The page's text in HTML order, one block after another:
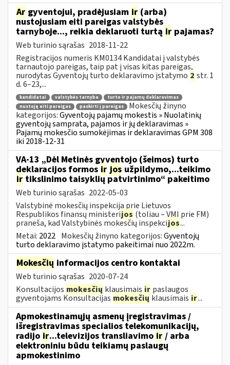
Ar gyventojui, pradėjusiam ir (arba)
nustojusiam eiti pareigas valstybės
tarnyboje..., reikia deklaruoti turtą ir pajamas?
Web turinio sąrašas 2018-11-22
Registracijos numeris KM0134 Kandidatai į valstybės
tarnautojo pareigas, taip pat į visas kitas pareigas,
nurodytas Gyventojų turto deklaravimo įstatymo 2 str. 1
d. 6–23,...
kandidatai valstybės tarnyba
turto ir pajamų deklaravimas
nustoję eiti pareigas
paskirti į pareigas
Mokesčių žinyno
kategorijos:Gyventojų pajamų mokestis » Nuolatinių
gyventojų samprata, pajamos ir jų deklaravimas »
Pajamų mokesčio sumokėjimas ir deklaravimas GPM 308
iki 2018-12-31
VA-13 „Dėl Metinės gyventojo (šeimos) turto
deklaracijos formos ir jos užpildymo,...teikimo
ir tikslinimo taisyklių patvirtinimo“ pakeitimo
Web turinio sąrašas 2022-05-03
Valstybinė mokesčių inspekcija prie Lietuvos
Respublikos finansų ministerijos (toliau – VMI prie FM)
praneša, kad Valstybinės mokesčių inspekcijos...
Metai: 2022 Mokesčių žinyno kategorijos:Gyventojų
turto deklaravimo įstatymo pakeitimai nuo 2022m.
Mokesčių informacijos centro kontaktai
Web turinio sąrašas 2020-07-24
Konsultacijos mokesčių klausimais ir paslaugos
gyventojams Konsultacijas mokesčiųklausimais ir...
Apmokestinamųjų asmenų įregistravimas /
išregistravimas specialios telekomunikacijų,
radijo ir...televizijos transliavimo ir / arba
elektroniniu būdu teikiamų paslaugų
apmokestinimo